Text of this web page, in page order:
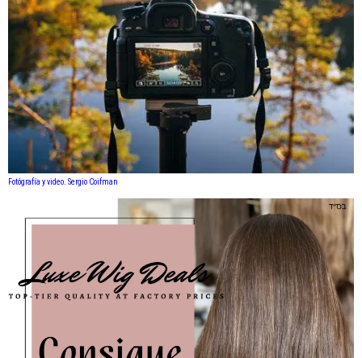
Fotógrafía y video. Sergio Coifman